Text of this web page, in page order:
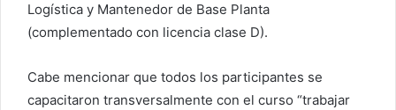
Logística y Mantenedor de Base Planta
(complementado con licencia clase D).
Cabe mencionar que todos los participantes se
capacitaron transversalmente con el curso “trabajar